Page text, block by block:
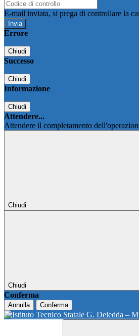
E-mail inviata, si prega di controllare la
Errore
Chiudi
Successo
Chiudi
Informazione
Chiudi
Attendere...
Attendere il completamento
Chiudi
Chiudi
Conferma
Annulla Conferma